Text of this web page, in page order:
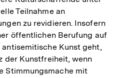
Teilnahme an
zu revidieren. Insofern
öffentlichen Berufung auf
Kunst geht,
der Kunstfreiheit, wenn
Stimmungsmache mit